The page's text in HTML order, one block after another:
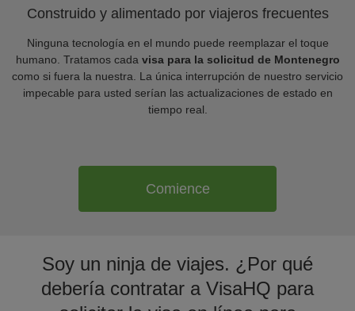
Construido y alimentado por viajeros frecuentes
Ninguna tecnología en el mundo puede reemplazar el toque
humano. Tratamos cada visa para la solicitud de Montenegro
como si fuera la nuestra. La única interrupción de nuestro servicio
impecable para usted serían las actualizaciones de estado en
tiempo real.
Comience
Soy un ninja de viajes. ¿Por qué
debería contratar a VisaHQ para